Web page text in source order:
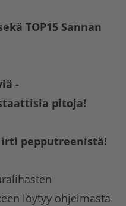
TOP15 Sannan
-
pitoja!
pepputreenistä!
löytyy ohjelmasta